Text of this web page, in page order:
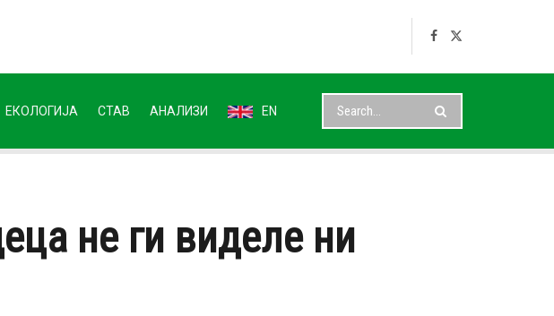
ЕКОЛОГИЈА СТАВ АНАЛИЗИ EN
не ги виделе ни